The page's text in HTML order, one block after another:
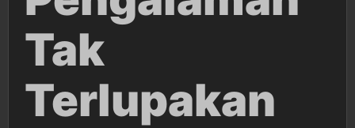
Tak
Terlupakan